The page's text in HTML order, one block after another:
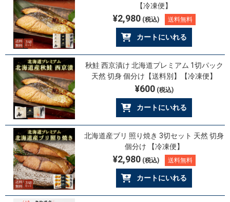
【冷凍便】
¥2,980(税込) 送料無料
カートにいれる
秋鮭 西京漬け 北海道プレミアム 1切パック
天然 切身 個分け【送料別】【冷凍便】
¥600(税込)
カートにいれる
北海道産ブリ 照り焼き 3切セット 天然 切身
個分け 【冷凍便】
¥2,980(税込) 送料無料
カートにいれる